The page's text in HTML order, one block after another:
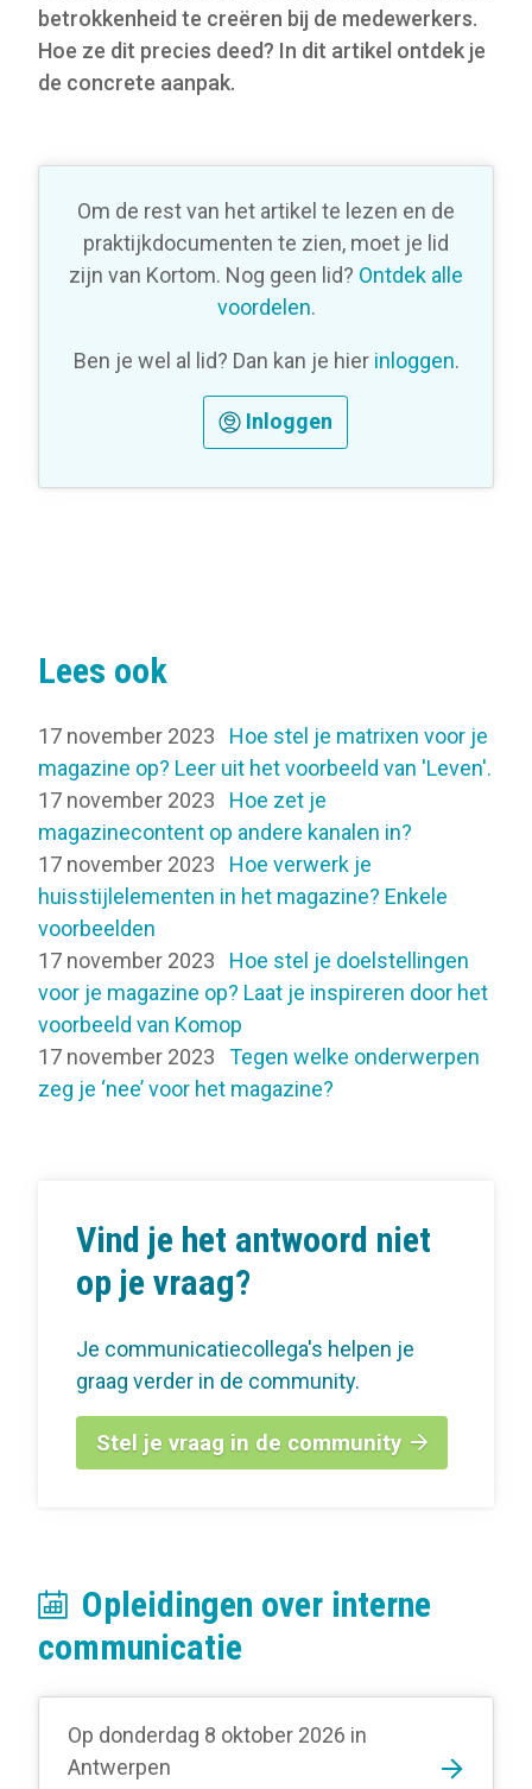
betrokkenheid te creëren bij de medewerkers.
Hoe ze dit precies deed? In dit artikel ontdek je
de concrete aanpak.
Om de rest van het artikel te lezen en de
praktijkdocumenten te zien, moet je lid
zijn van Kortom. Nog geen lid? Ontdek alle
voordelen.
Ben je wel al lid? Dan kan je hier inloggen.
Inloggen
Lees ook
17 november 2023
Hoe stel je matrixen voor je
magazine op? Leer uit het voorbeeld van 'Leven'.
17 november 2023
Hoe zet je
magazinecontent op andere kanalen in?
17 november 2023
Hoe verwerk je
huisstijlelementen in het magazine? Enkele
voorbeelden
17 november 2023
Hoe stel je doelstellingen
voor je magazine op? Laat je inspireren door het
voorbeeld van Komop
17 november 2023
Tegen welke onderwerpen
zeg je ‘nee’ voor het magazine?
Vind je het antwoord niet
op je vraag?
Je communicatiecollega's helpen je
graag verder in de community.
Stel je vraag in de community
Opleidingen over interne
communicatie
Op donderdag 8 oktober 2026 in
Antwerpen